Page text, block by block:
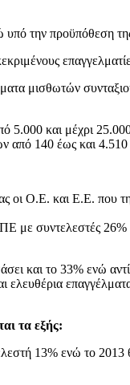
την προϋπόθεση
μισθωτών
5.000 και μέχρι
από 140 έως και
οι Ο.Ε. και Ε.Ε. που
με συντελεστές
το 33% ενώ
ελευθέρια
τα εξής:
13% ενώ το